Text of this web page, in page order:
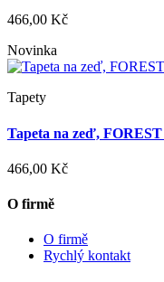
466,00 Kč
Novinka
Tapety
Tapeta na zeď,
466,00 Kč
O firmě
O firmě
Rychlý kontakt